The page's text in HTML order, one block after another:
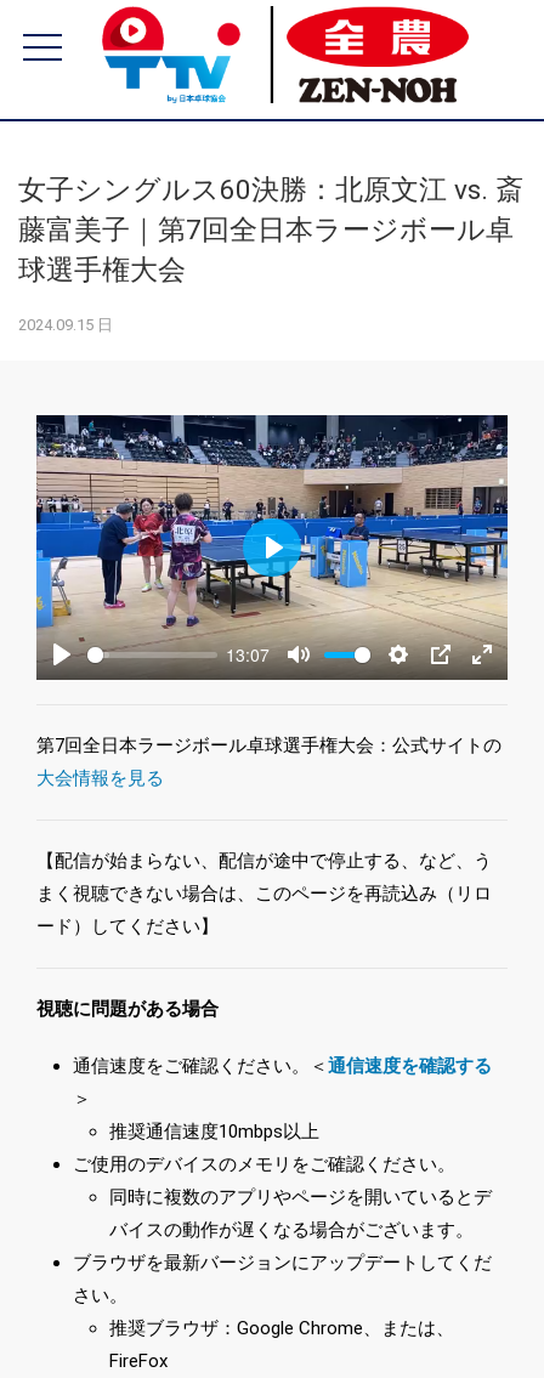
女子シングルス60決勝：北原文江 vs. 斎
藤富美子｜第7回全日本ラージボール卓
球選手権大会
2024.09.15 日
Play
13:07
Mute Settings
PIP Enter
Play
第7回全日本ラージボール卓球選手権大会：公式サイトの
大会情報を見る
【配信が始まらない、配信が途中で停止する、など、う
まく視聴できない場合は、このページを再読込み（リロ
ード）してください】
視聴に問題がある場合
通信速度をご確認ください。＜通信速度を確認する
＞
推奨通信速度10mbps以上
ご使用のデバイスのメモリをご確認ください。
同時に複数のアプリやページを開いているとデ
バイスの動作が遅くなる場合がございます。
ブラウザを最新バージョンにアップデートしてくだ
さい。
推奨ブラウザ：Google Chrome、または、
FireFox